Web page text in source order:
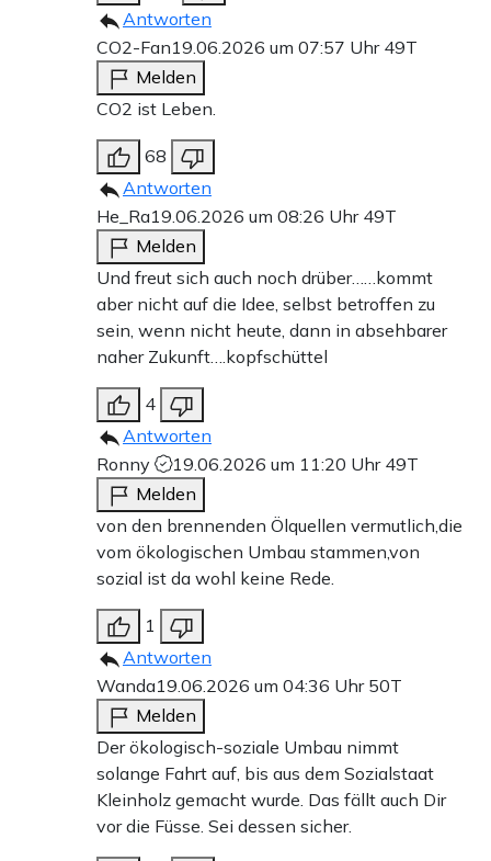
Antworten
CO2-Fan19.06.2026 um 07:57 Uhr 49T
Melden
CO2 ist Leben.
68
Antworten
He_Ra19.06.2026 um 08:26 Uhr 49T
Melden
Und freut sich auch noch drüber……kommt
aber nicht auf die Idee, selbst betroffen zu
sein, wenn nicht heute, dann in absehbarer
naher Zukunft….kopfschüttel
4
Antworten
Ronny
19.06.2026 um 11:20 Uhr 49T
Melden
von den brennenden Ölquellen vermutlich,die
vom ökologischen Umbau stammen,von
sozial ist da wohl keine Rede.
1
Antworten
Wanda19.06.2026 um 04:36 Uhr 50T
Melden
Der ökologisch-soziale Umbau nimmt
solange Fahrt auf, bis aus dem Sozialstaat
Kleinholz gemacht wurde. Das fällt auch Dir
vor die Füsse. Sei dessen sicher.